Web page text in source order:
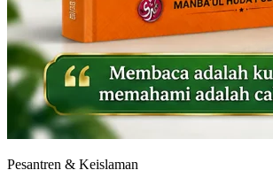
Pesantren & Keislaman